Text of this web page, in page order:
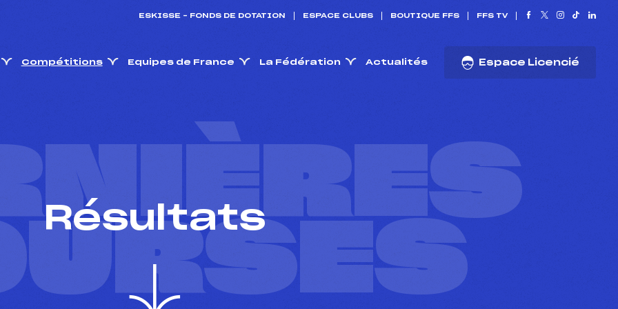
ESKISSE – FONDS DE DOTATION ESPACE CLUBS BOUTIQUE FFS FFS TV
Compétitions Equipes de France La Fédération Actualités Espace Licencié
Résultats